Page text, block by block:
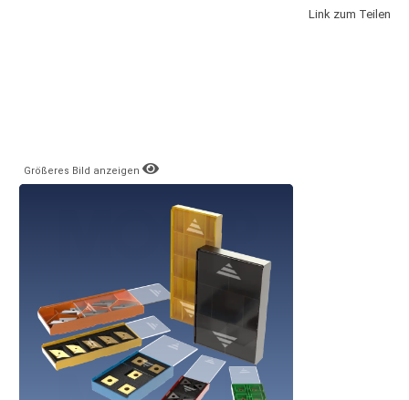
Link zum Teilen
Größeres Bild anzeigen